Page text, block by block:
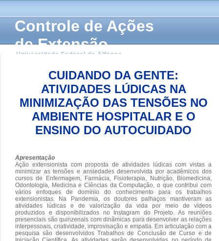
Controle de Ações
de Extensão
Universidade Federal de Alfenas
CUIDANDO DA GENTE:
ATIVIDADES LÚDICAS NA
MINIMIZAÇÃO DAS TENSÕES NO
AMBIENTE HOSPITALAR E O
ENSINO DO AUTOCUIDADO
Apresentação
Ação extensionista com proposta de atividades lúdicas com vistas a
minimizar as tensões e ansiedades desenvolvida por acadêmicos dos
cursos de Enfermagem, Farmácia, Fisioterapia, Nutrição, Biomedicina,
Odontologia, Medicina e Ciências da Computação, o que contribui com
vários enfoques de domínio do conhecimento para os trabalhos
extensionistas. Na Pandemia, os doutores palhaços mantiveram as
atividades lúdicas e de valorização da vida por meio de vídeos
produzidos e disponibilizados no Instagram do Projeto. As reuniões
presenciais são quinzenais com dinâmicas para desenvolver as relações
interpessoais, criatividade, improvisação e empatia. Em articulação com a
pesquisa são desenvolvidos Trabalhos de Conclusão de Curso e de